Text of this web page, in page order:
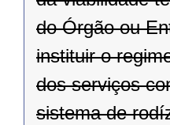
do Órgão ou
instituir o
dos serviços
sistema de